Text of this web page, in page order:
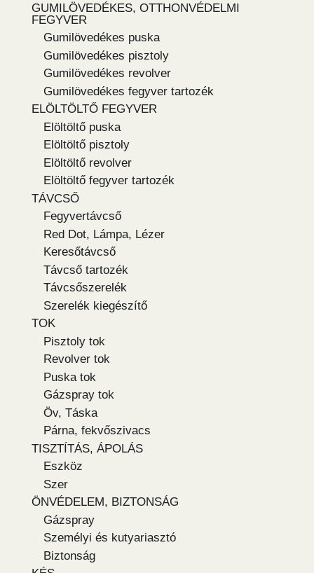
GUMILÖVEDÉKES, OTTHONVÉDELMI
FEGYVER
Gumilövedékes puska
Gumilövedékes pisztoly
Gumilövedékes revolver
Gumilövedékes fegyver tartozék
ELÖLTÖLTŐ FEGYVER
Elöltöltő puska
Elöltöltő pisztoly
Elöltöltő revolver
Elöltöltő fegyver tartozék
TÁVCSŐ
Fegyvertávcső
Red Dot, Lámpa, Lézer
Keresőtávcső
Távcső tartozék
Távcsőszerelék
Szerelék kiegészítő
TOK
Pisztoly tok
Revolver tok
Puska tok
Gázspray tok
Öv, Táska
Párna, fekvőszivacs
TISZTÍTÁS, ÁPOLÁS
Eszköz
Szer
ÖNVÉDELEM, BIZTONSÁG
Gázspray
Személyi és kutyariasztó
Biztonság